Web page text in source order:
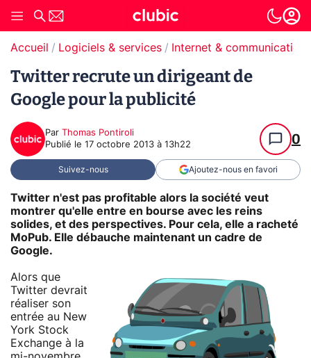
Accueil Logiciels & services Internet & communication
Twitter recrute un dirigeant de
Google pour la publicité
Par Thomas Pontiroli
Publié le 17 octobre 2013 à 13h22 0
Suivez-nous Ajoutez-nous en favori
Twitter n'est pas profitable alors la société veut
montrer qu'elle entre en bourse avec les reins
solides, et des perspectives. Pour cela, elle a racheté
MoPub. Elle débauche maintenant un cadre de
Google.
Alors que
Twitter devrait
réaliser son
entrée au New
York Stock
Exchange à la